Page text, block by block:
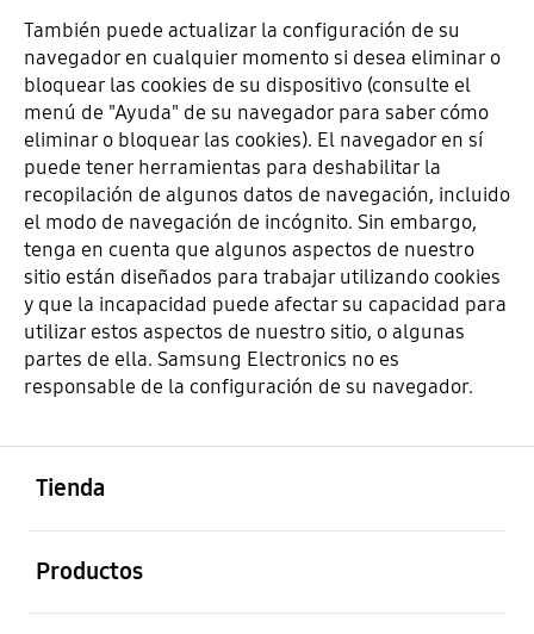
También puede actualizar la configuración de su
navegador en cualquier momento si desea eliminar o
bloquear las cookies de su dispositivo (consulte el
menú de "Ayuda" de su navegador para saber cómo
eliminar o bloquear las cookies). El navegador en sí
puede tener herramientas para deshabilitar la
recopilación de algunos datos de navegación, incluido
el modo de navegación de incógnito. Sin embargo,
tenga en cuenta que algunos aspectos de nuestro
sitio están diseñados para trabajar utilizando cookies
y que la incapacidad puede afectar su capacidad para
utilizar estos aspectos de nuestro sitio, o algunas
partes de ella. Samsung Electronics no es
responsable de la configuración de su navegador.
Tienda
Productos